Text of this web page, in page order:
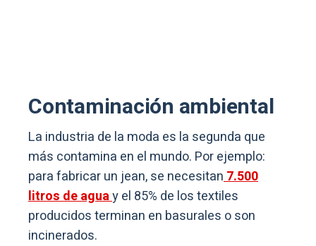
Contaminación ambiental
La industria de la moda es la segunda que
más contamina en el mundo. Por ejemplo:
para fabricar un jean, se necesitan7.500
litros de aguay el 85% de los textiles
producidos terminan en basurales o son
incinerados.